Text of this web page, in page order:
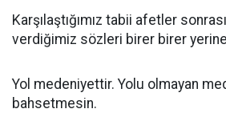
Karşılaştığımız tabii afetler
verdiğimiz sözleri birer birer
Yol medeniyettir. Yolu olmayan
bahsetmesin.